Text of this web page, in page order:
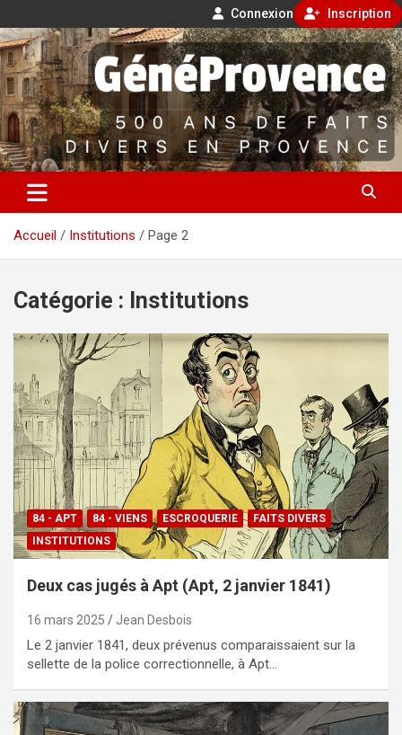
Connexion Inscription
Aller
au
contenu
GénéProvence
500 ans de faits divers en Provence
Accueil Institutions Page 2
Catégorie : Institutions
84 - APT 84 - VIENS ESCROQUERIE
FAITS DIVERS
INSTITUTIONS
Deux cas jugés à Apt (Apt, 2 janvier 1841)
16 mars 2025 Jean Desbois
Le 2 janvier 1841, deux prévenus comparaissaient sur la
sellette de la police correctionnelle, à Apt…